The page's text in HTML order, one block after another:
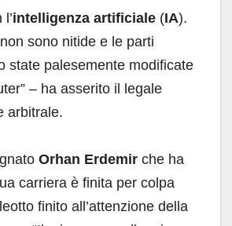
intelligenza artificiale (IA).
sono nitide e le parti
state palesemente modificate
– ha asserito il legale
arbitrale.
Orhan Erdemir che ha
carriera è finita per colpa
finito all’attenzione della